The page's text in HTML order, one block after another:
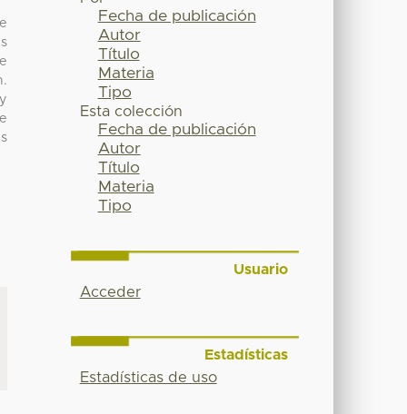
Fecha de publicación
Autor
Título
Materia
Tipo
Esta colección
Fecha de publicación
Autor
Título
Materia
Tipo
Usuario
Acceder
Estadísticas
Estadísticas de uso